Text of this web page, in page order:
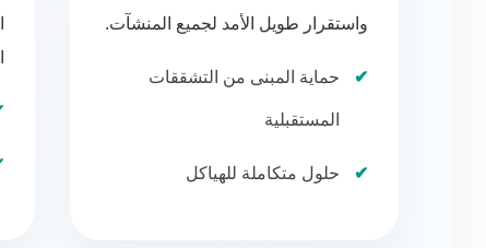
واستقرار طويل الأمد لجميع المنشآت.
حماية المبنى من التشققات
المستقبلية
حلول متكاملة للهياكل